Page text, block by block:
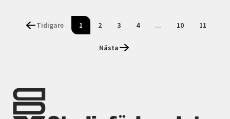
Tidigare 1 2 3 4 ... 10 11
Nästa